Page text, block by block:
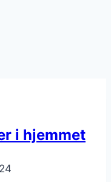
i hjemmet